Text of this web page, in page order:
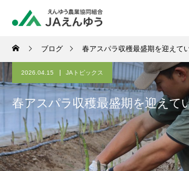
ブログ 春アスパラ収穫最盛期を迎えて
2026.04.15 JAトピックス
春アスパラ収穫最盛期を迎えて